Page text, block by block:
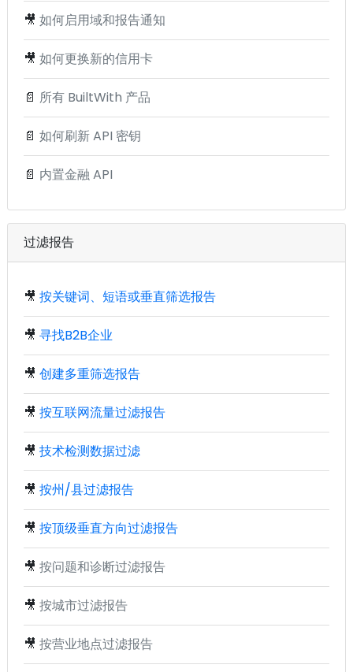
🎥 如何启用域和报告通知
🎥 如何更换新的信用卡
📄 所有 BuiltWith 产品
📄 如何刷新 API 密钥
📄 内置金融 API
过滤报告
🎥 按关键词、短语或垂直筛选报告
🎥 寻找B2B企业
🎥 创建多重筛选报告
🎥 按互联网流量过滤报告
🎥 技术检测数据过滤
🎥 按州/县过滤报告
🎥 按顶级垂直方向过滤报告
🎥 按问题和诊断过滤报告
🎥 按城市过滤报告
🎥 按营业地点过滤报告